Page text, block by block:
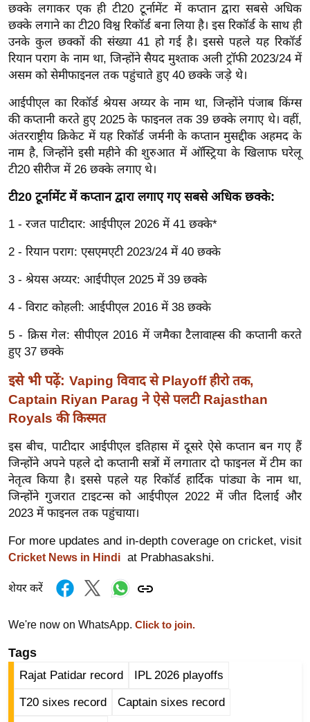
यं
ग
इं
डि
या
सा
हि
त्य
ज
ग
त
व
र्ल्ड
ज
फ
नो
रं
ज
न
ज
ग
त
बॉ
वु
हॉ
वु
ल्म
स
छक्के लगाकर एक ही टी20 टूर्नामेंट में कप्तान द्वारा सबसे अधिक
छक्के लगाने का टी20 विश्व रिकॉर्ड बना लिया है। इस रिकॉर्ड के साथ ही
उनके कुल छक्कों की संख्या 41 हो गई है। इससे पहले यह रिकॉर्ड
रियान पराग के नाम था, जिन्होंने सैयद मुश्ताक अली ट्रॉफी 2023/24 में
असम को सेमीफाइनल तक पहुंचाते हुए 40 छक्के जड़े थे।
आईपीएल का रिकॉर्ड श्रेयस अय्यर के नाम था, जिन्होंने पंजाब किंग्स
की कप्तानी करते हुए 2025 के फाइनल तक 39 छक्के लगाए थे। वहीं,
अंतरराष्ट्रीय क्रिकेट में यह रिकॉर्ड जर्मनी के कप्तान मुसद्दीक अहमद के
नाम है, जिन्होंने इसी महीने की शुरुआत में ऑस्ट्रिया के खिलाफ घरेलू
टी20 सीरीज में 26 छक्के लगाए थे।
टी20 टूर्नामेंट में कप्तान द्वारा लगाए गए सबसे अधिक छक्के:
1 - रजत पाटीदार: आईपीएल 2026 में 41 छक्के*
2 - रियान पराग: एसएमएटी 2023/24 में 40 छक्के
3 - श्रेयस अय्यर: आईपीएल 2025 में 39 छक्के
4 - विराट कोहली: आईपीएल 2016 में 38 छक्के
5 - क्रिस गेल: सीपीएल 2016 में जमैका टैलावाह्स की कप्तानी करते
हुए 37 छक्के
इसे भी पढ़ें: Vaping विवाद से Playoff हीरो तक,
Captain Riyan Parag ने ऐसे पलटी Rajasthan
Royals की किस्मत
इस बीच, पाटीदार आईपीएल इतिहास में दूसरे ऐसे कप्तान बन गए हैं
जिन्होंने अपने पहले दो कप्तानी सत्रों में लगातार दो फाइनल में टीम का
नेतृत्व किया है। इससे पहले यह रिकॉर्ड हार्दिक पांड्या के नाम था,
जिन्होंने गुजरात टाइटन्स को आईपीएल 2022 में जीत दिलाई और
2023 में फाइनल तक पहुंचाया।
For more updates and in-depth coverage on cricket, visit
Cricket News in Hindi at Prabhasakshi.
शेयर करें
We're now on WhatsApp. Click to join.
Tags
Rajat Patidar record IPL 2026 playoffs
T20 sixes record Captain sixes record